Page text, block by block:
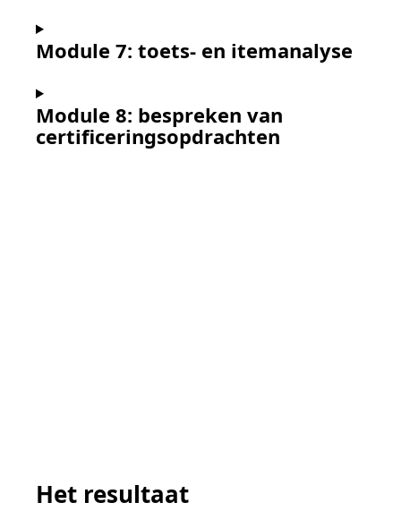
Module 7: toets- en itemanalyse
Module 8: bespreken van
certificeringsopdrachten
Het resultaat